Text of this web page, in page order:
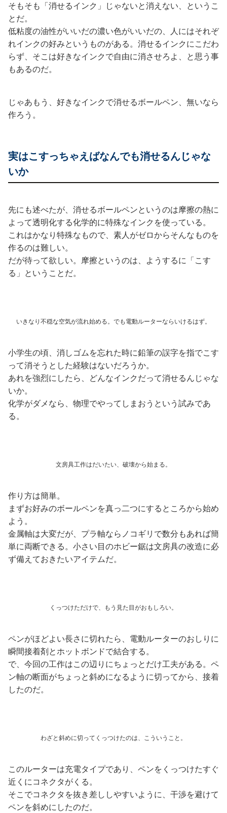
そもそも「消せるインク」じゃないと消えない、というこ
とだ。
低粘度の油性がいいだの濃い色がいいだの、人にはそれぞ
れインクの好みというものがある。消せるインクにこだわ
らず、そこは好きなインクで自由に消させろよ、と思う事
もあるのだ。
じゃあもう、好きなインクで消せるボールペン、無いなら
作ろう。
実はこすっちゃえばなんでも消せるんじゃな
いか
先にも述べたが、消せるボールペンというのは摩擦の熱に
よって透明化する化学的に特殊なインクを使っている。
これはかなり特殊なもので、素人がゼロからそんなものを
作るのは難しい。
だが待って欲しい。摩擦というのは、ようするに「こす
る」ということだ。
いきなり不穏な空気が流れ始める。でも電動ルーターならいけるはず。
小学生の頃、消しゴムを忘れた時に鉛筆の誤字を指でこす
って消そうとした経験はないだろうか。
あれを強烈にしたら、どんなインクだって消せるんじゃな
いか。
化学がダメなら、物理でやってしまおうという試みであ
る。
文房具工作はだいたい、破壊から始まる。
作り方は簡単。
まずお好みのボールペンを真っ二つにするところから始め
よう。
金属軸は大変だが、プラ軸ならノコギリで数分もあれば簡
単に両断できる。小さい目のホビー鋸は文房具の改造に必
ず備えておきたいアイテムだ。
くっつけただけで、もう見た目がおもしろい。
ペンがほどよい長さに切れたら、電動ルーターのおしりに
瞬間接着剤とホットボンドで結合する。
で、今回の工作はこの辺りにちょっとだけ工夫がある。ペ
ン軸の断面がちょっと斜めになるように切ってから、接着
したのだ。
わざと斜めに切ってくっつけたのは、こういうこと。
このルーターは充電タイプであり、ペンをくっつけたすぐ
近くにコネクタがくる。
そこでコネクタを抜き差ししやすいように、干渉を避けて
ペンを斜めにしたのだ。